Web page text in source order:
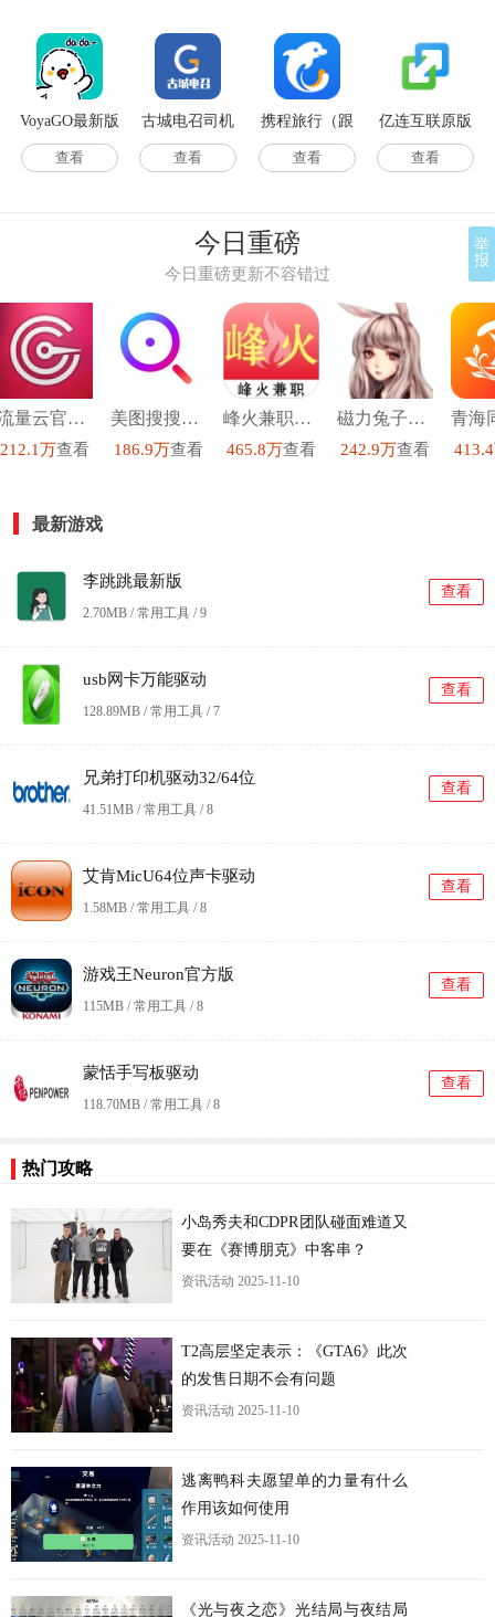
VoyaGO最新版
查看
古城电召司机
端免费原版
查看
携程旅行（跟
团旅游）手机
查看
亿连互联原版
查看
今日重磅
今日重磅更新不容错过
流量云官方正版
212.1万查看
美图搜搜手机免费版
186.9万查看
峰火兼职手机正版
465.8万查看
磁力兔子搜索引擎手机免费版
242.9万查看
最新游戏
李跳跳最新版
2.70MB / 常用工具 /9
查看
usb网卡万能驱动
128.89MB / 常用工具 /7
查看
兄弟打印机驱动32/64位
41.51MB / 常用工具 /8
查看
艾肯MicU64位声卡驱动
1.58MB / 常用工具 /8
查看
游戏王Neuron官方版
115MB / 常用工具 /8
查看
蒙恬手写板驱动
118.70MB / 常用工具 /8
查看
热门攻略
小岛秀夫和CDPR团队碰面难道又
要在《赛博朋克》中客串？
资讯活动 2025-11-10
T2高层坚定表示：《GTA6》此次
的发售日期不会有问题
资讯活动 2025-11-10
逃离鸭科夫愿望单的力量有什么
作用该如何使用
资讯活动 2025-11-10
《光与夜之恋》光结局与夜结局
举
报